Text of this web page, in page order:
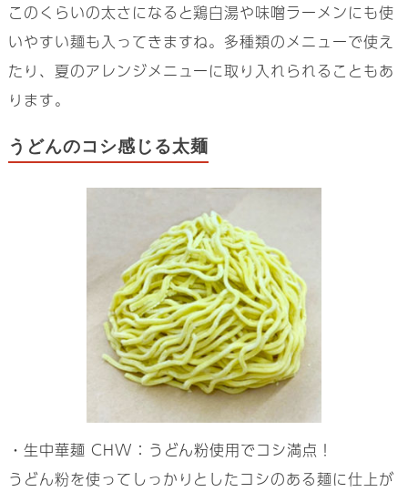
このくらいの太さになると鶏白湯や味噌ラーメンにも使
いやすい麺も入ってきますね。多種類のメニューで使え
たり、夏のアレンジメニューに取り入れられることもあ
ります。
うどんのコシ感じる太麺
・生中華麺 CHW：うどん粉使用でコシ満点！
うどん粉を使ってしっかりとしたコシのある麺に仕上が